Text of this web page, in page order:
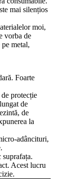
mai silențios
moi,
vorba de
metal,
Foarte
de protecție
de
de
la
adâncituri,
Acest lucru